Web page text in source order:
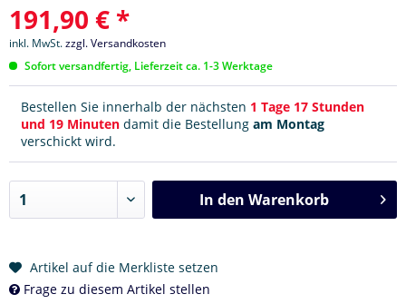
191,90 € *
inkl. MwSt.zzgl. Versandkosten
Sofort versandfertig, Lieferzeit ca. 1-3 Werktage
Bestellen Sie innerhalb der nächsten 1 Tage 17 Stunden
und 19 Minuten damit die Bestellung am Montag
verschickt wird.
In den Warenkorb
Artikel auf die Merkliste setzen
Frage zu diesem Artikel stellen